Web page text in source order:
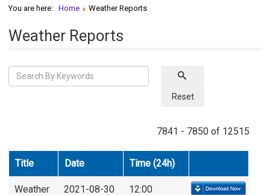
You are here: Home Weather Reports
Weather Reports
Reset
7841 - 7850 of 12515
Title Date Time (24h)
Weather
2021-08-30 12:00